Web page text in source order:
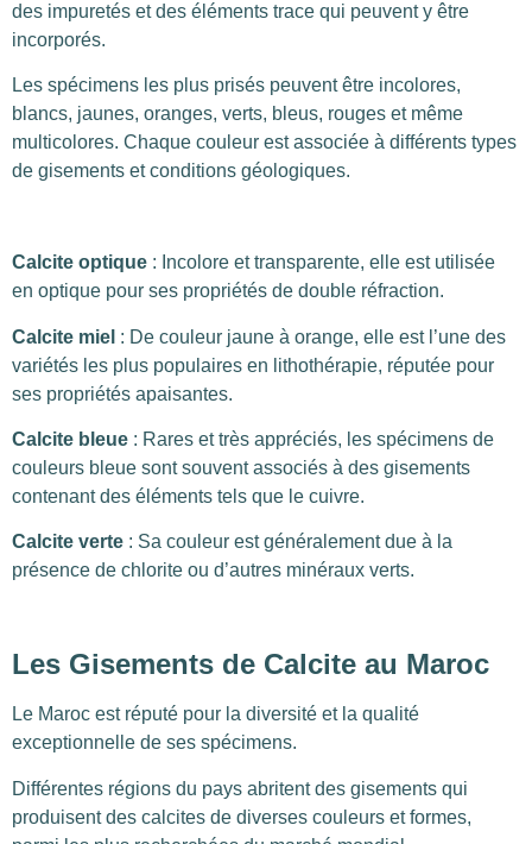
des impuretés et des éléments trace qui peuvent y être
incorporés.
Les spécimens les plus prisés peuvent être incolores,
blancs, jaunes, oranges, verts, bleus, rouges et même
multicolores. Chaque couleur est associée à différents types
de gisements et conditions géologiques.
Calcite optique : Incolore et transparente, elle est utilisée
en optique pour ses propriétés de double réfraction.
Calcite miel : De couleur jaune à orange, elle est l’une des
variétés les plus populaires en lithothérapie, réputée pour
ses propriétés apaisantes.
Calcite bleue : Rares et très appréciés, les spécimens de
couleurs bleue sont souvent associés à des gisements
contenant des éléments tels que le cuivre.
Calcite verte : Sa couleur est généralement due à la
présence de chlorite ou d’autres minéraux verts.
Les Gisements de Calcite au Maroc
Le Maroc est réputé pour la diversité et la qualité
exceptionnelle de ses spécimens.
Différentes régions du pays abritent des gisements qui
produisent des calcites de diverses couleurs et formes,